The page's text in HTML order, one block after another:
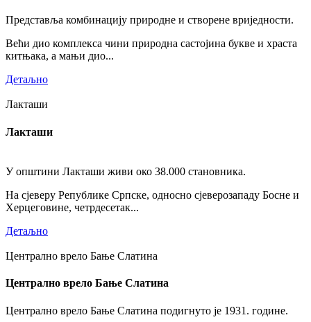
Представља комбинацију природне и створене вриједности.
Већи дио комплекса чини природна састојина букве и храста
китњака, а мањи дио...
Детаљно
Лакташи
Лакташи
У општини Лакташи живи око 38.000 становника.
На сјеверу Републике Српске, односно сјеверозападу Босне и
Херцеговине, четрдесетак...
Детаљно
Централно врело Бање Слатина
Централно врело Бање Слатина
Централно врело Бање Слатина подигнуто је 1931. године.